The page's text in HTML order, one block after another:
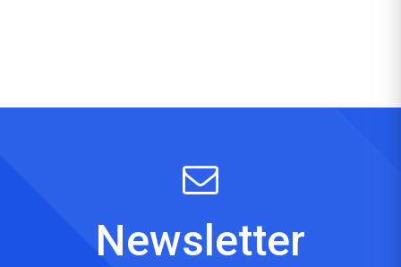
Newsletter